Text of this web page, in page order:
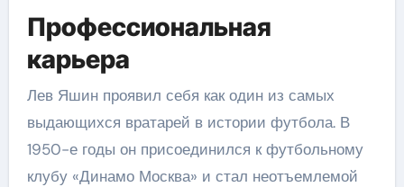
Профессиональная
карьера
Лев Яшин проявил себя как один из самых
выдающихся вратарей в истории футбола. В
1950-е годы он присоединился к футбольному
клубу «Динамо Москва» и стал неотъемлемой